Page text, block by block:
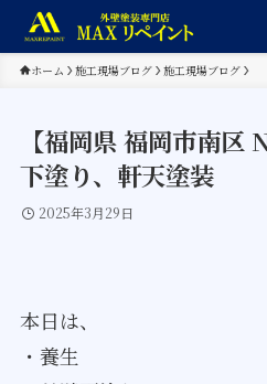
ホーム 施工現場ブログ 施工現場ブログ
【福岡県 福岡市南区
下塗り、軒天塗装
2025年3月29日
本日は、
・養生